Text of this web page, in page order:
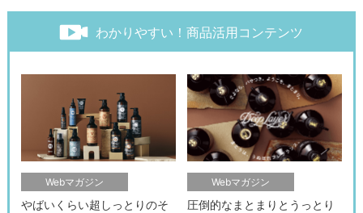
わかりやすい！商品活用コンテンツ
Webマガジン
やばいくらい超しっとりのそ
Webマガジン
圧倒的なまとまりとうっとり